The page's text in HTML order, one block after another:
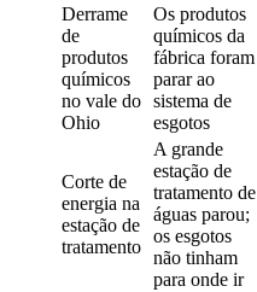
Derrame
de
produtos
químicos
no vale do
Ohio
Os produtos
químicos da
fábrica foram
parar ao
sistema de
esgotos
Corte de
energia na
estação de
tratamento
A grande
estação de
tratamento de
águas parou;
os esgotos
não tinham
para onde ir